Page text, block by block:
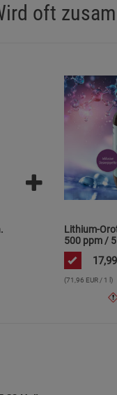
kontaktieren.
dürfen nicht über den
entnommen
für elektrische
oft
Lithium-
500 ppm /
ml /
17,99
(71,96 EUR / 1 l)